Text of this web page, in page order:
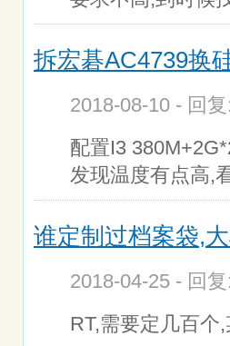
拆宏碁AC4739换
2018-08-10 - 回
配置I3
发现温度有点高,
谁定制过档案袋,
2018-04-25 - 回
RT,需要定几百个